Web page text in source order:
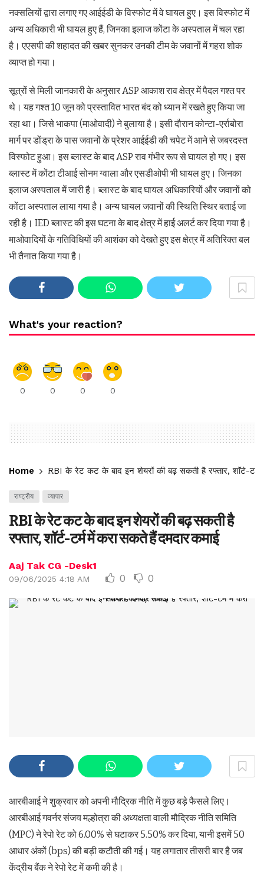
नक्सलियों द्वारा लगाए गए आईईडी के विस्फोट में वे घायल हुए। इस विस्फोट में
अन्य अधिकारी भी घायल हुए हैं, जिनका इलाज कोंटा के अस्पताल में चल रहा
है। एएसपी की शहादत की खबर सुनकर उनकी टीम के जवानों में गहरा शोक
व्याप्त हो गया।
सूत्रों से मिली जानकारी के अनुसार ASP आकाश राव क्षेत्र में पैदल गश्त पर
थे। यह गश्त 10 जून को प्रस्तावित भारत बंद को ध्यान में रखते हुए किया जा
रहा था। जिसे भाकपा (माओवादी) ने बुलाया है। इसी दौरान कोन्टा-एर्राबोरा
मार्ग पर डोंड्रा के पास जवानों के प्रेशर आईईडी की चपेट में आने से जबरदस्त
विस्फोट हुआ। इस ब्लास्ट के बाद ASP राव गंभीर रूप से घायल हो गए। इस
ब्लास्ट में कोंटा टीआई सोनम ग्वाला और एसडीओपी भी घायल हुए। जिनका
इलाज अस्पताल में जारी है। ब्लास्ट के बाद घायल अधिकारियों और जवानों को
कोंटा अस्पताल लाया गया है। अन्य घायल जवानों की स्थिति स्थिर बताई जा
रही है। IED ब्लास्ट की इस घटना के बाद क्षेत्र में हाई अलर्ट कर दिया गया है।
माओवादियों के गतिविधियों की आशंका को देखते हुए इस क्षेत्र में अतिरिक्त बल
भी तैनात किया गया है।
What's your reaction?
0 0 0 0
Home RBI के रेट कट के बाद इन शेयरों की बढ़ सकती है रफ्तार, शॉर्ट-
राष्ट्रीय व्यापार
RBI के रेट कट के बाद इन शेयरों की बढ़ सकती है
रफ्तार, शॉर्ट-टर्म में करा सकते हैं दमदार कमाई
Aaj Tak CG -Desk1
09/06/2025 4:18 AM 0 0
आरबीआई ने शुक्रवार को अपनी मौद्रिक नीति में कुछ बड़े फैसले लिए।
आरबीआई गवर्नर संजय मल्होत्रा की अध्यक्षता वाली मौद्रिक नीति समिति
(MPC) ने रेपो रेट को 6.00% से घटाकर 5.50% कर दिया, यानी इसमें 50
आधार अंकों (bps) की बड़ी कटौती की गई। यह लगातार तीसरी बार है जब
केंद्रीय बैंक ने रेपो रेट में कमी की है।